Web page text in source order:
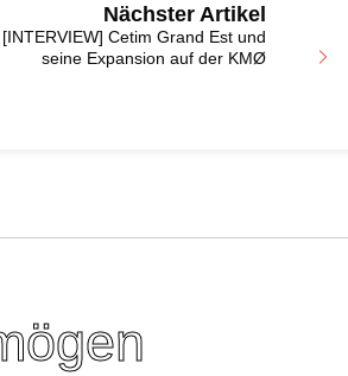
Nächster Artikel
[INTERVIEW] Cetim Grand Est und
seine Expansion auf der KMØ